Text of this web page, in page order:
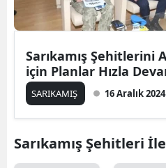
Sarıkamış Şehitlerini
için Planlar Hızla
SARIKAMIŞ 16 Aralık 2024
Sarıkamış Şehitleri